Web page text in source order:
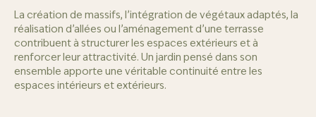
La création de massifs, l’intégration de végétaux adaptés, la
réalisation d’allées ou l’aménagement d’une terrasse
contribuent à structurer les espaces extérieurs et à
renforcer leur attractivité. Un jardin pensé dans son
ensemble apporte une véritable continuité entre les
espaces intérieurs et extérieurs.